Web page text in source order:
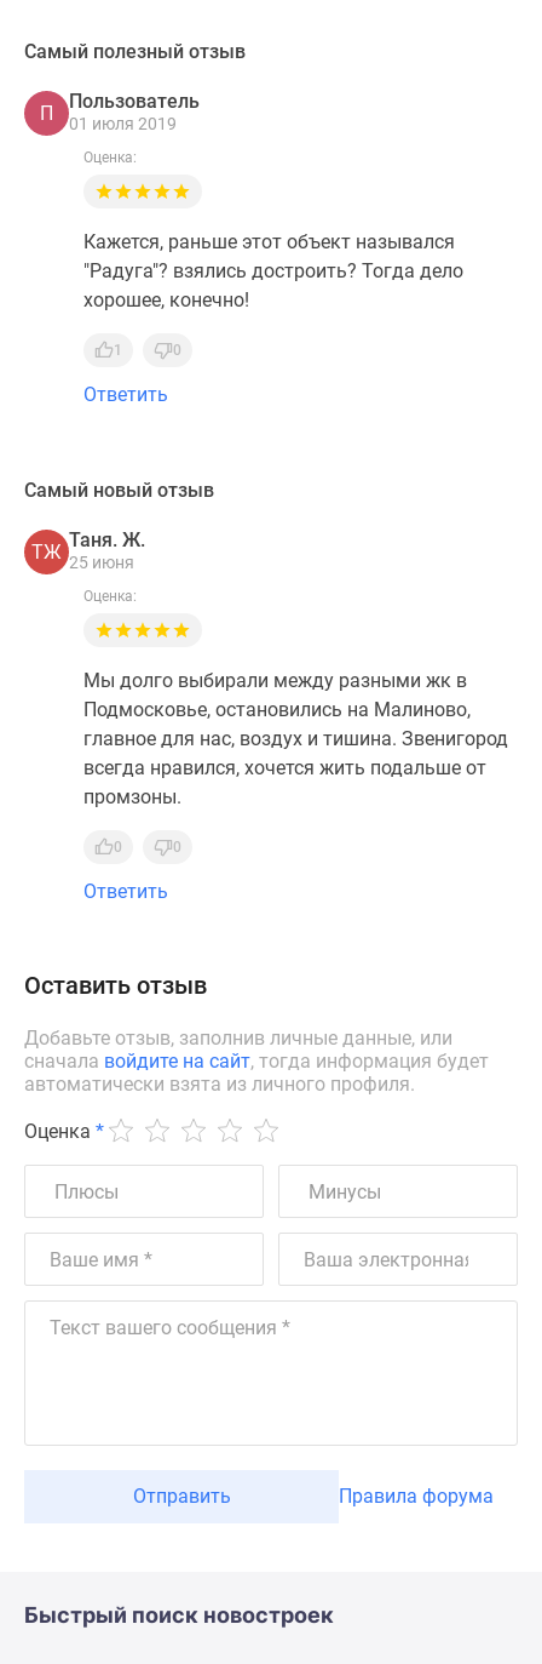
Самый полезный отзыв
П
Пользователь
01 июля 2019
Оценка:
Кажется, раньше этот объект назывался
"Радуга"? взялись достроить? Тогда дело
хорошее, конечно!
1 0
Ответить
Самый новый отзыв
ТЖ
Таня. Ж.
25 июня
Оценка:
Мы долго выбирали между разными жк в
Подмосковье, остановились на Малиново,
главное для нас, воздух и тишина. Звенигород
всегда нравился, хочется жить подальше от
промзоны.
0 0
Ответить
Оставить отзыв
Добавьте отзыв, заполнив личные данные, или
сначала войдите на сайт, тогда информация будет
автоматически взята из личного профиля.
Оценка *
Отправить Правила форума
Быстрый поиск новостроек